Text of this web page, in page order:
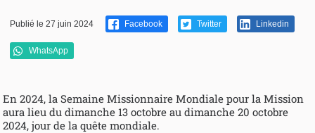
Publié le 27 juin 2024 Facebook Twitter Linkedin
WhatsApp
En 2024, la Semaine Missionnaire Mondiale pour la Mission
aura lieu du dimanche 13 octobre au dimanche 20 octobre
2024, jour de la quête mondiale.